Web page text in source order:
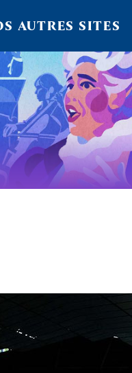
AUTRES SITES